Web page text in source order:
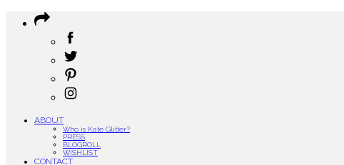
ABOUT
Who is Kate Glitter?
PRESS
BLOGROLL
WISHLIST
CONTACT